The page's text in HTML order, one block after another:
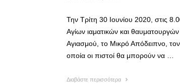
Την Τρίτη 30 Ιουνίου 2020, στις
Αγίων ιαματικών και
Αγιασμού, το Μικρό Απόδειπνο, τον
οποία οι πιστοί θα μπορούν να …
Διαβάστε περισσότερα